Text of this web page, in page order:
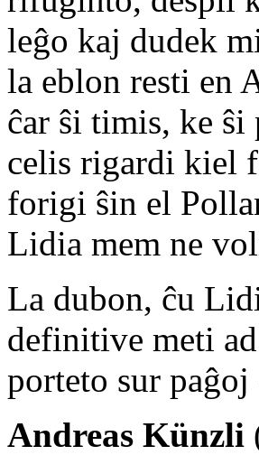
leĝo kaj dudek
la eblon resti en
ĉar ŝi timis, ke ŝi
celis rigardi kiel
forigi ŝin el
Lidia mem ne
La dubon, ĉu
definitive meti
porteto sur
Andreas Künzli